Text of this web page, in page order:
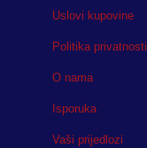
Uslovi kupovine
Politika privatnosti
O nama
Isporuka
Vaši prijedlozi